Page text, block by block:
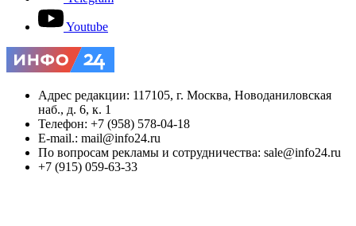
Youtube
Адрес редакции: 117105, г. Москва, Новоданиловская
наб., д. 6, к. 1
Телефон: +7 (958) 578-04-18
E-mail.: mail@info24.ru
По вопросам рекламы и сотрудничества: sale@info24.ru
+7 (915) 059-63-33